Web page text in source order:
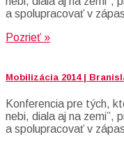
a spolupracovať v
Pozrieť »
Mobilizácia 2014 |
Konferencia pre tých,
nebi, diala aj na zemi”,
a spolupracovať v